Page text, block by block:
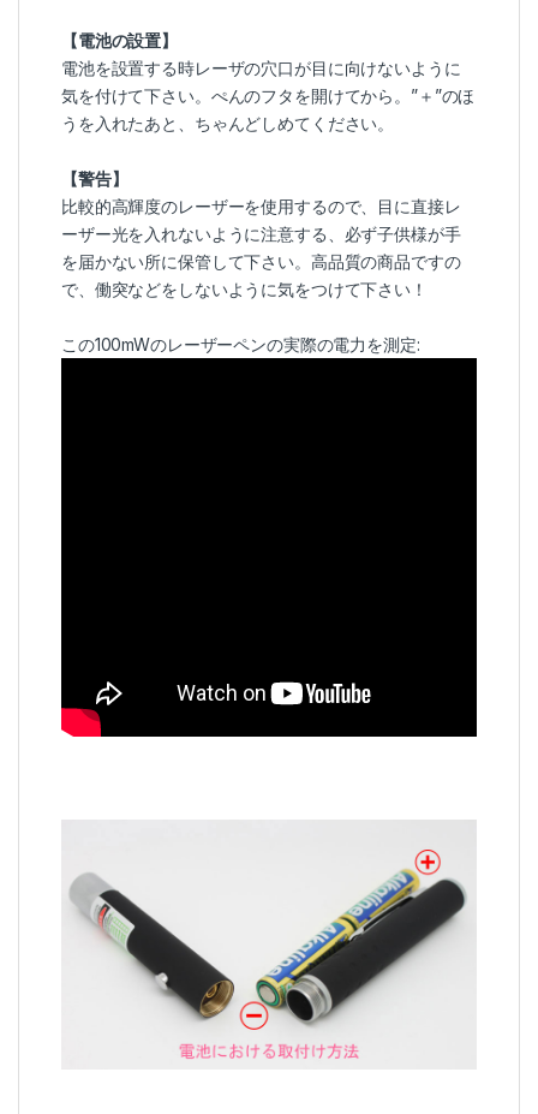
【電池の設置】
電池を設置する時レーザの穴口が目に向けないように
気を付けて下さい。ぺんのフタを開けてから。”＋”のほ
うを入れたあと、ちゃんどしめてください。
【警告】
比較的高輝度のレーザーを使用するので、目に直接レ
ーザー光を入れないように注意する、必ず子供様が手
を届かない所に保管して下さい。高品質の商品ですの
で、働突などをしないように気をつけて下さい！
この100mWのレーザーペンの実際の電力を測定: